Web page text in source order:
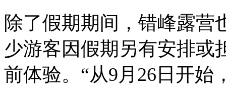
除了假期期间，错峰露营
少游客因假期另有安排或
前体验。“从9月26日开始